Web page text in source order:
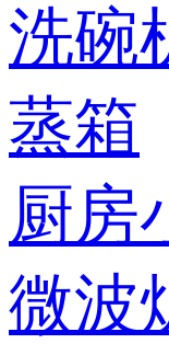
洗碗
蒸箱
厨房
微波